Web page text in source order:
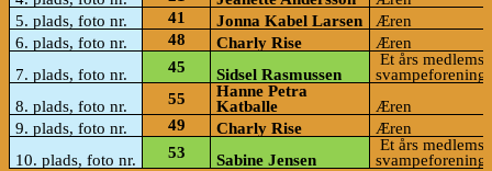
5. plads, foto nr.
41 Jonna Kabel Larsen
Æren
6. plads, foto nr.
48 Charly Rise
Æren
7. plads, foto nr.
45 Sidsel Rasmussen
Et års
8. plads, foto nr.
55
Hanne Petra
Katballe
Æren
9. plads, foto nr.
49 Charly Rise
Æren
10. plads, foto nr.
53 Sabine Jensen
Et års